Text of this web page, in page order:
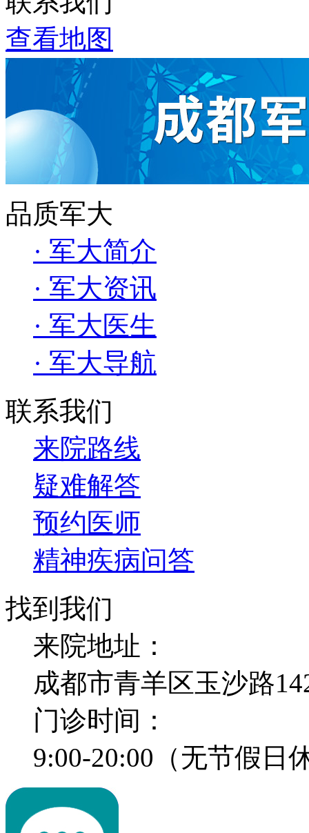
查看地图
品质军大
· 军大简介
· 军大资讯
· 军大医生
· 军大导航
联系我们
来院路线
疑难解答
预约医师
精神疾病问答
找到我们
来院地址：
成都市青羊区玉沙路
门诊时间：
9:00-20:00（无节假日